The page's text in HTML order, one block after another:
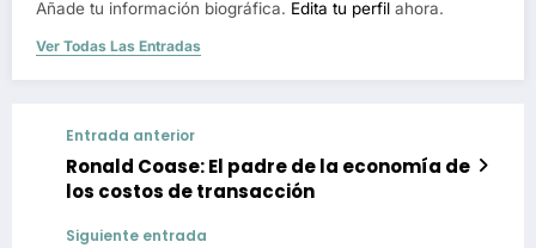
Añade tu información biográfica. Edita tu perfil ahora.
Ver Todas Las Entradas
Entrada anterior
Ronald Coase: El padre de la economía de
los costos de transacción
Siguiente entrada